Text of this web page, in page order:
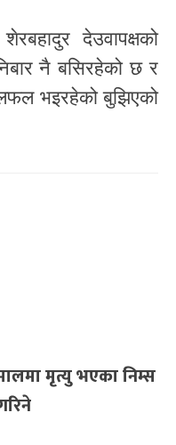
देउवापक्षको
नै बसिरहेको छ र
भइरहेको बुझिएको
मृत्यु भएका निम्स